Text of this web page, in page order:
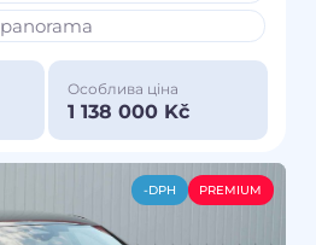
panorama
Особлива ціна
1 138 000 Kč
-DPH PREMIUM